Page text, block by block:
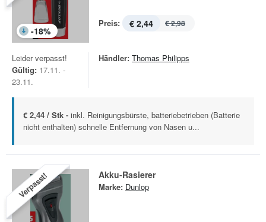
-18%
Preis: € 2,44 € 2,98
Leider verpasst!
Gültig: 17.11. -
23.11.
Händler: Thomas Philipps
€ 2,44 / Stk - inkl. Reinigungsbürste, batteriebetrieben (Batterie
nicht enthalten) schnelle Entfernung von Nasen u...
Verpasst! Akku-Rasierer
Marke: Dunlop